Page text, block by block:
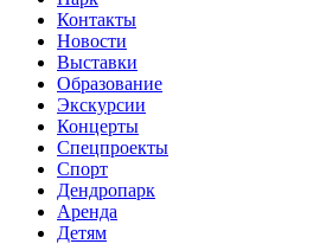
Контакты
Новости
Выставки
Образование
Экскурсии
Концерты
Спецпроекты
Спорт
Дендропарк
Аренда
Детям